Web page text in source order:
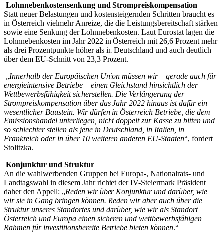
Lohnnebenkostensenkung und Strompreiskompensation
Statt neuer Belastungen und kostensteigernden Schritten braucht es
in Österreich vielmehr Anreize, die die Leistungsbereitschaft stärken
sowie eine Senkung der Lohnnebenkosten. Laut Eurostat lagen die
Lohnnebenkosten im Jahr 2022 in Österreich mit 26,6 Prozent mehr
als drei Prozentpunkte höher als in Deutschland und auch deutlich
über dem EU-Schnitt von 23,3 Prozent.
„Innerhalb der Europäischen Union müssen wir – gerade auch für
energieintensive Betriebe – einen Gleichstand hinsichtlich der
Wettbewerbsfähigkeit sicherstellen. Die Verlängerung der
Strompreiskompensation über das Jahr 2022 hinaus ist dafür ein
wesentlicher Baustein. Wir dürfen in Österreich Betriebe, die dem
Emissionshandel unterliegen, nicht doppelt zur Kasse zu bitten und
so schlechter stellen als jene in Deutschland, in Italien, in
Frankreich oder in über 10 weiteren anderen EU-Staaten“, fordert
Stolitzka.
Konjunktur und Struktur
An die wahlwerbenden Gruppen bei Europa-, Nationalrats- und
Landtagswahl in diesem Jahr richtet der IV-Steiermark Präsident
daher den Appell: „Reden wir über Konjunktur und darüber, wie
wir sie in Gang bringen können. Reden wir aber auch über die
Struktur unseres Standortes und darüber, wie wir als Standort
Österreich und Europa einen sicheren und wettbewerbsfähigen
Rahmen für investitionsbereite Betriebe bieten können.“